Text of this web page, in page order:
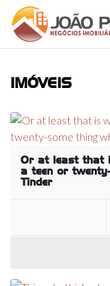
IMÓVEIS
Or at least that
a teen or
Tinder